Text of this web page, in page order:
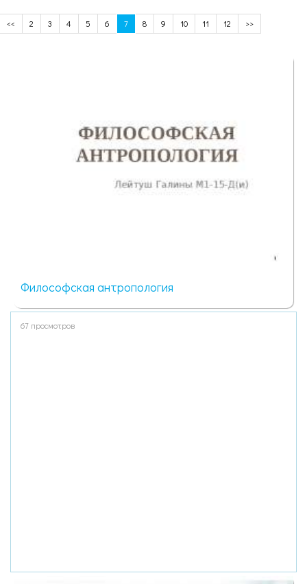
<< 2 3 4 5 6 7 8 9 10 11 12 >>
Философская антропология
67 просмотров